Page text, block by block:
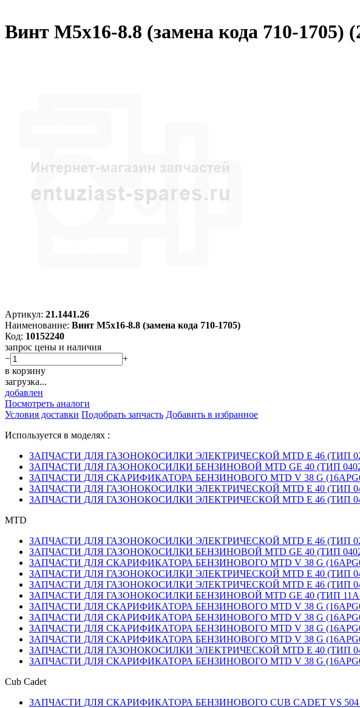
Винт M5х16-8.8 (замена кода 710-1705)
Артикул: 21.1441.26
Наименование: Винт M5х16-8.8 (замена кода 710-1705)
Код: 10152240
запрос цены и наличия
−
+
в корзину
загрузка...
добавлен
Посмотреть аналоги
Условия доставки Подобрать запчасть Добавить в избранное
Используется в моделях :
ЗАПЧАСТИ ДЛЯ ГАЗОНОКОСИЛКИ ЭЛЕКТРИЧЕСКОЙ MTD E 46 (ТИП
ЗАПЧАСТИ ДЛЯ ГАЗОНОКОСИЛКИ БЕНЗИНОВОЙ MTD GE 40 (ТИП
ЗАПЧАСТИ ДЛЯ СКАРИФИКАТОРА БЕНЗИНОВОГО MTD V 38 G
ЗАПЧАСТИ ДЛЯ ГАЗОНОКОСИЛКИ ЭЛЕКТРИЧЕСКОЙ MTD E 40 (ТИП
ЗАПЧАСТИ ДЛЯ ГАЗОНОКОСИЛКИ ЭЛЕКТРИЧЕСКОЙ MTD E 46 (ТИП
MTD
ЗАПЧАСТИ ДЛЯ ГАЗОНОКОСИЛКИ ЭЛЕКТРИЧЕСКОЙ MTD E 46 (ТИП
ЗАПЧАСТИ ДЛЯ ГАЗОНОКОСИЛКИ БЕНЗИНОВОЙ MTD GE 40 (ТИП
ЗАПЧАСТИ ДЛЯ СКАРИФИКАТОРА БЕНЗИНОВОГО MTD V 38 G
ЗАПЧАСТИ ДЛЯ ГАЗОНОКОСИЛКИ ЭЛЕКТРИЧЕСКОЙ MTD E 40 (ТИП
ЗАПЧАСТИ ДЛЯ ГАЗОНОКОСИЛКИ ЭЛЕКТРИЧЕСКОЙ MTD E 46 (ТИП
ЗАПЧАСТИ ДЛЯ ГАЗОНОКОСИЛКИ БЕНЗИНОВОЙ MTD GE 40 (ТИП
ЗАПЧАСТИ ДЛЯ СКАРИФИКАТОРА БЕНЗИНОВОГО MTD V 38 G
ЗАПЧАСТИ ДЛЯ СКАРИФИКАТОРА БЕНЗИНОВОГО MTD V 38 G
ЗАПЧАСТИ ДЛЯ СКАРИФИКАТОРА БЕНЗИНОВОГО MTD V 38 G
ЗАПЧАСТИ ДЛЯ СКАРИФИКАТОРА БЕНЗИНОВОГО MTD V 38 G
ЗАПЧАСТИ ДЛЯ ГАЗОНОКОСИЛКИ ЭЛЕКТРИЧЕСКОЙ MTD E 40 (ТИП
ЗАПЧАСТИ ДЛЯ СКАРИФИКАТОРА БЕНЗИНОВОГО MTD V 38 G
Cub Cadet
ЗАПЧАСТИ ДЛЯ СКАРИФИКАТОРА БЕНЗИНОВОГО CUB CADET VS 504